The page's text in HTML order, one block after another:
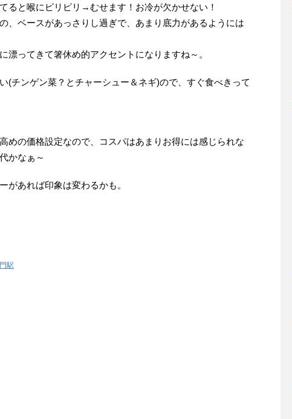
ると喉にピリピリ→むせます！お冷が欠かせない！
、ベースがあっさりし過ぎで、あまり底力があるようには
漂ってきて箸休め的アクセントになりますね～。
(チンゲン菜？とチャーシュー＆ネギ)ので、すぐ食べきって
めの価格設定なので、コスパはあまりお得には感じられな
かなぁ～
があれば印象は変わるかも。
駅